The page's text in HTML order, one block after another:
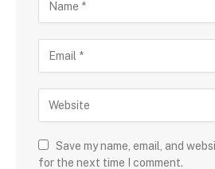
Save my name, email, and
for the next time I comment.